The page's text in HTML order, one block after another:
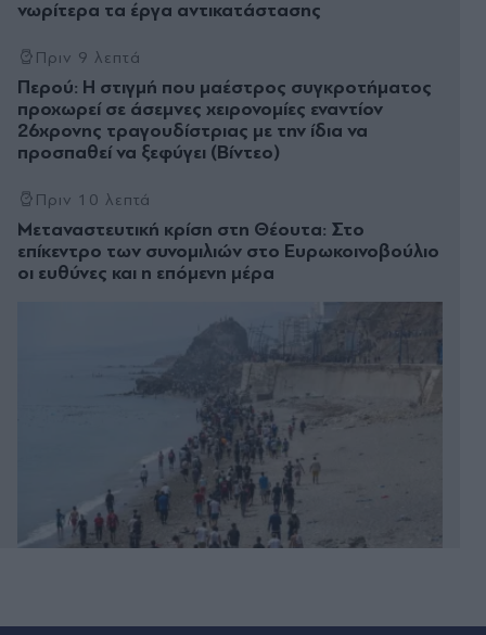
νωρίτερα τα έργα αντικατάστασης
Πριν 9 λεπτά
Περού: Η στιγμή που μαέστρος συγκροτήματος
προχωρεί σε άσεμνες χειρονομίες εναντίον
26χρονης τραγουδίστριας με την ίδια να
προσπαθεί να ξεφύγει (Βίντεο)
Πριν 10 λεπτά
Μεταναστευτική κρίση στη Θέουτα: Στο
επίκεντρο των συνομιλιών στο Ευρωκοινοβούλιο
οι ευθύνες και η επόμενη μέρα